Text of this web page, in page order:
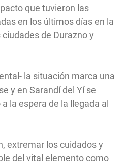
que tuvieron las
en los últimos días en la
de Durazno y
la situación marca una
y en Sarandí del Yí se
la espera de la llegada al
extremar los cuidados y
del vital elemento como